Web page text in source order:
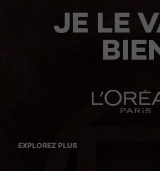
JE LE
EXPLOREZ PLUS